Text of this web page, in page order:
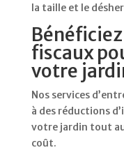
la taille et le
fiscaux
votre
Nos services
à des réductions
votre jardin tout
coût.